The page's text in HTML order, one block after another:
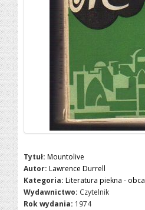
Tytuł: Mountolive
Autor: Lawrence Durrell
Kategoria: Literatura piekna - obca
Wydawnictwo: Czytelnik
Rok wydania: 1974